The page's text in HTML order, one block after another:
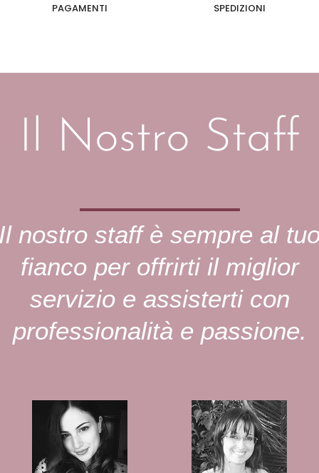
PAGAMENTI SPEDIZIONI
Il Nostro Staff
nostro staff è sempre al
fianco per offrirti il miglior
servizio e assisterti con
professionalità e passione.